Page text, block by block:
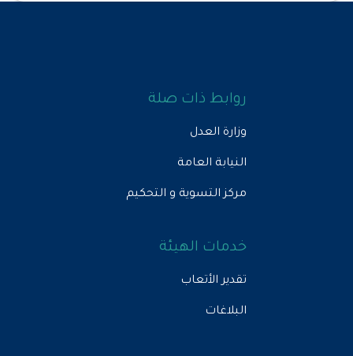
روابط ذات صلة
وزارة العدل
النيابة العامة
مركز التسوية و التحكيم
خدمات الهيئة
تقدير الأتعاب
البلاغات